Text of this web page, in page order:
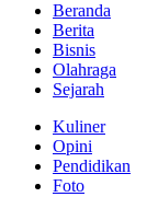
Beranda
Berita
Bisnis
Olahraga
Sejarah
Kuliner
Opini
Pendidikan
Foto